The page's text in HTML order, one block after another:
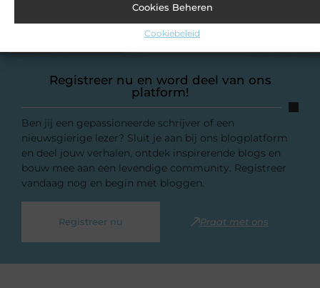
Cookies Beheren
Cookiebeleid
Registreer nu en word deel van ons
platform!
Ben jij een gepassioneerde schrijver of een
nieuwsgierige lezer? Sluit je aan bij ons blogplatform
en deel jouw verhalen, ontdek inspirerende blogs en
bouw mee aan een levendige community. Registreer
vandaag nog en begin met bloggen.
Registreer nu Praat met ons